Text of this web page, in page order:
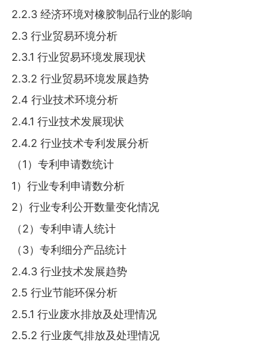
2.2.3 经济环境对橡胶制品行业的影响
2.3 行业贸易环境分析
2.3.1 行业贸易环境发展现状
2.3.2 行业贸易环境发展趋势
2.4 行业技术环境分析
2.4.1 行业技术发展现状
2.4.2 行业技术专利发展分析
（1）专利申请数统计
1）行业专利申请数分析
2）行业专利公开数量变化情况
（2）专利申请人统计
（3）专利细分产品统计
2.4.3 行业技术发展趋势
2.5 行业节能环保分析
2.5.1 行业废水排放及处理情况
2.5.2 行业废气排放及处理情况